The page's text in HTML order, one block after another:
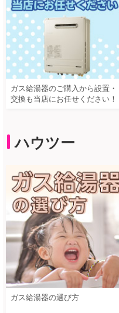
ガス給湯器のご購入から設置・
交換も当店にお任せください！
ハウツー
ガス給湯器の選び方